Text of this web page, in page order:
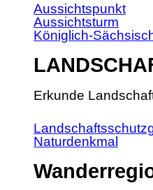
Aussichtspunkt
Aussichtsturm
Königlich-
Erkunde
Naturdenkmal